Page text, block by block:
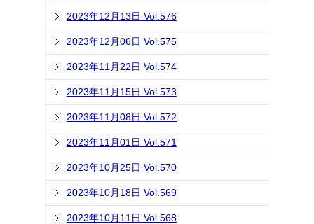
2023年12月13日 Vol.576
2023年12月06日 Vol.575
2023年11月22日 Vol.574
2023年11月15日 Vol.573
2023年11月08日 Vol.572
2023年11月01日 Vol.571
2023年10月25日 Vol.570
2023年10月18日 Vol.569
2023年10月11日 Vol.568